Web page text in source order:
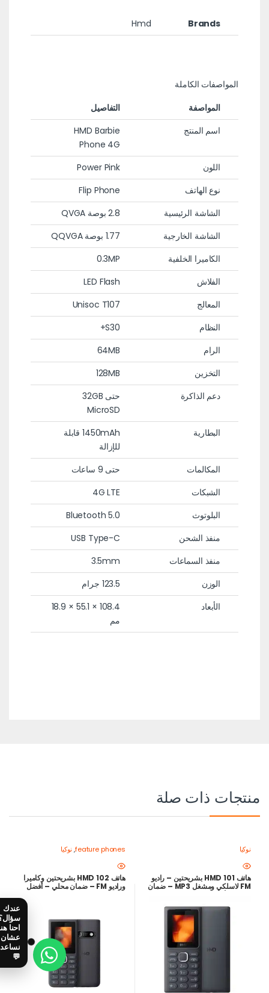
Brands
Hmd
المواصفات الكاملة
المواصفة
التفاصيل
اسم المنتج
HMD Barbie
Phone 4G
اللون
Power Pink
نوع الهاتف
Flip Phone
الشاشة الرئيسية
2.8 بوصة QVGA
الشاشة الخارجية
1.77 بوصة QQVGA
الكاميرا الخلفية
0.3MP
الفلاش
LED Flash
المعالج
Unisoc T107
النظام
S30+
الرام
64MB
التخزين
128MB
دعم الذاكرة
حتى 32GB
MicroSD
البطارية
1450mAh قابلة
للإزالة
المكالمات
حتى 9 ساعات
الشبكات
4G LTE
البلوتوث
Bluetooth 5.0
منفذ الشحن
USB Type-C
منفذ السماعات
3.5mm
الوزن
123.5 جرام
الأبعاد
108.4 × 55.1 × 18.9
مم
منتجات ذات صلة
نوكيا
هاتف HMD 101 بشريحتين – راديو
FM لاسلكي ومشغل MP3 – ضمان
feature phones
, نوكيا
هاتف HMD 102 بشريحتين وكاميرا
وراديو FM – ضمان محلي – أفضل